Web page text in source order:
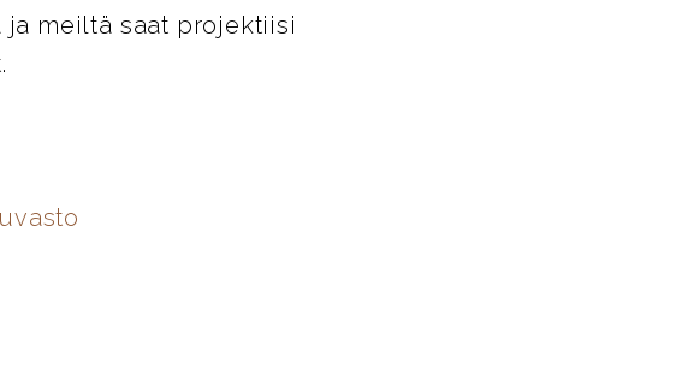
ja meiltä saat projektiisi